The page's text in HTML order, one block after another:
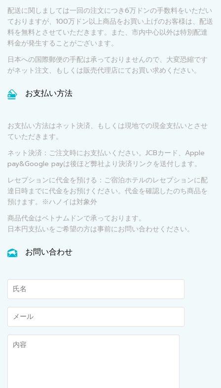
配送に関しましては一回の注文につき6万ドンの手数料をいただい
ておりますが、100万ドン以上商品をお買い上げのお客様は、配送
料を無料とさせていただきます。また、市内中心以外は特別配達
料金が発生することがございます。
日本への国際郵便の手配は承っておりませんので、大変恐縮です
がネット注文、もしくは販売代理店にてお買い求めください。
お支払い方法
お支払い方法はネット決済、もしくは現地での現金支払いとさせ
ていただきます。
ネット決済：ご注文時にお支払いください。JCBカード、Apple
pay&Google payは後ほど弊社より決済リンクを送付します。
レセプションに代金を預ける：ご宿泊ホテルのレセプションに配
達日時までに代金をお預けください。代金を確認したのち商品を
預けます。※ハノイは対象外
商品代金はベトナムドンで承っております。
日本円支払いをご希望の方は事前にお問い合わせください。
お問い合わせ